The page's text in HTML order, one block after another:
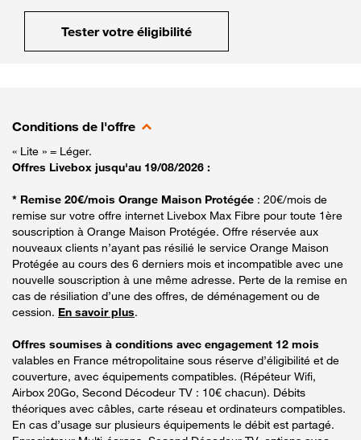
Tester votre éligibilité
Conditions de l'offre
« Lite » = Léger.
Offres Livebox jusqu'au 19/08/2026 :
* Remise 20€/mois Orange Maison Protégée : 20€/mois de
remise sur votre offre internet Livebox Max Fibre pour toute 1ère
souscription à Orange Maison Protégée. Offre réservée aux
nouveaux clients n’ayant pas résilié le service Orange Maison
Protégée au cours des 6 derniers mois et incompatible avec une
nouvelle souscription à une même adresse. Perte de la remise en
cas de résiliation d’une des offres, de déménagement ou de
cession. En savoir plus.
Offres soumises à conditions avec engagement 12 mois
valables en France métropolitaine sous réserve d’éligibilité et de
couverture, avec équipements compatibles. (Répéteur Wifi,
Airbox 20Go, Second Décodeur TV : 10€ chacun). Débits
théoriques avec câbles, carte réseau et ordinateurs compatibles.
En cas d’usage sur plusieurs équipements le débit est partagé.